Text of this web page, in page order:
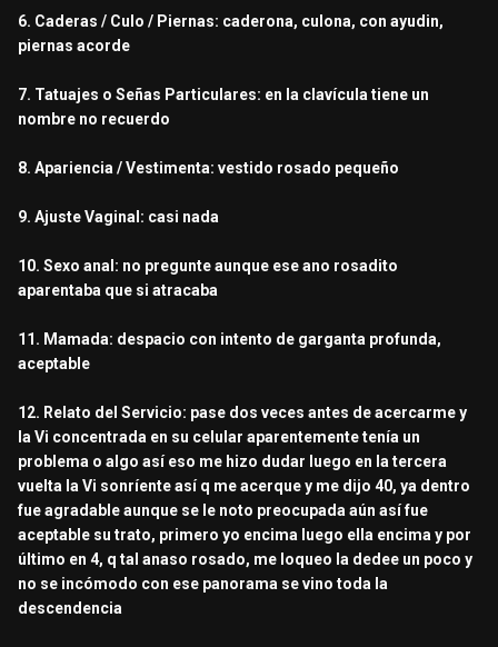
6. Caderas / Culo / Piernas: caderona, culona, con ayudin,
piernas acorde
7. Tatuajes o Señas Particulares: en la clavícula tiene un
nombre no recuerdo
8. Apariencia / Vestimenta: vestido rosado pequeño
9. Ajuste Vaginal: casi nada
10. Sexo anal: no pregunte aunque ese ano rosadito
aparentaba que si atracaba
11. Mamada: despacio con intento de garganta profunda,
aceptable
12. Relato del Servicio: pase dos veces antes de acercarme y
la Vi concentrada en su celular aparentemente tenía un
problema o algo así eso me hizo dudar luego en la tercera
vuelta la Vi sonríente así q me acerque y me dijo 40, ya dentro
fue agradable aunque se le noto preocupada aún así fue
aceptable su trato, primero yo encima luego ella encima y por
último en 4, q tal anaso rosado, me loqueo la dedee un poco y
no se incómodo con ese panorama se vino toda la
descendencia